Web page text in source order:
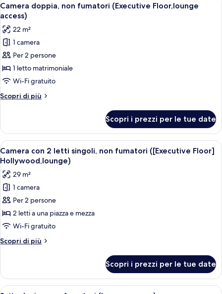
fumatori
(Executive
Floor,lounge
access)
tutte
le
foto
per
Camera
doppia,
non
fumatori
(Executive
access)
5
Camera doppia, non fumatori (Executive Floor,lounge
access)
22 m²
1 camera
Per 2 persone
1 letto matrimoniale
Wi-Fi gratuito
Scopri di più
Altri
doppia,
non
fumatori
(Executive
Floor,lounge
access)
Scopri i prezzi per le tue date
Apri
tutte
le
foto
per
Camera
con
2
letti
singoli,
fumatori
([Executive
Una camera d'hotel con un letto
5
Camera con 2 letti singoli, non fumatori ([Executive Floor]
Hollywood,lounge)
29 m²
1 camera
Per 2 persone
2 letti a una piazza e mezza
Wi-Fi gratuito
Scopri di più
Altri
con
Scopri i prezzi per le tue date
Apri Camera d'albergo con due letti,